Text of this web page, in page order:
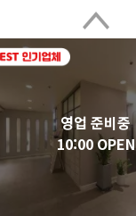
영업 준비중
10:00 OPEN